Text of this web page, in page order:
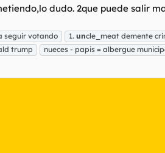
dudo. 2que puede salir
seguir votando 1. uncle_meat demente
trump
nueces - papis = albergue